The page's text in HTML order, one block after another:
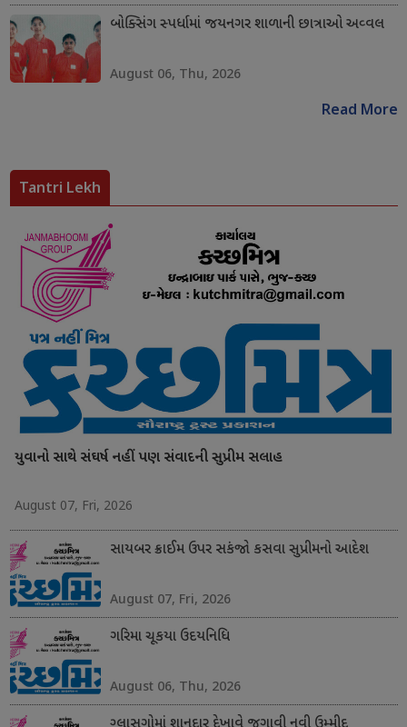
બોક્સિંગ સ્પર્ધામાં જયનગર શાળાની છાત્રાઓ અવ્વલ
August 06, Thu, 2026
Read More
Tantri Lekh
યુવાનો સાથે સંઘર્ષ નહીં પણ સંવાદની સુપ્રીમ સલાહ
August 07, Fri, 2026
સાયબર ક્રાઈમ ઉપર સકંજો કસવા સુપ્રીમનો આદેશ
August 07, Fri, 2026
ગરિમા ચૂકયા ઉદયનિધિ
August 06, Thu, 2026